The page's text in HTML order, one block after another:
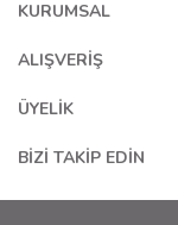
KURUMSAL
ALIŞVERİŞ
ÜYELİK
BİZİ TAKİP EDİN